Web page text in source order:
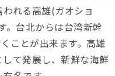
れる高雄(ガオショ
。台北からは台湾新幹
ことが出来ます。高雄
て発展し、新鮮な海鮮